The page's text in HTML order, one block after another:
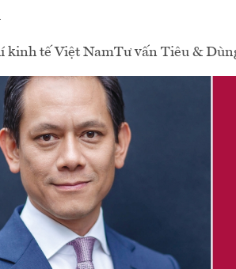
kinh tế Việt NamTư vấn Tiêu &